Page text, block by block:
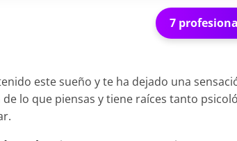
7
este sueño y te ha dejado una
lo que piensas y tiene raíces tanto